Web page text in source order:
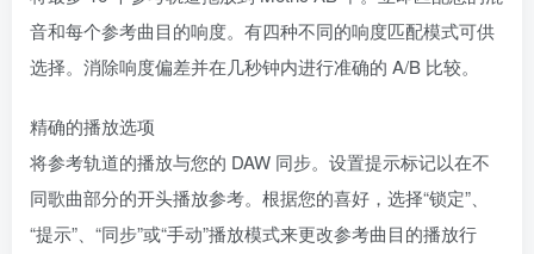
音和每个参考曲目的响度。有四种不同的响度匹配模式可供
选择。消除响度偏差并在几秒钟内进行准确的 A/B 比较。
精确的播放选项
将参考轨道的播放与您的 DAW 同步。设置提示标记以在不
同歌曲部分的开头播放参考。根据您的喜好，选择“锁定”、
“提示”、“同步”或“手动”播放模式来更改参考曲目的播放行